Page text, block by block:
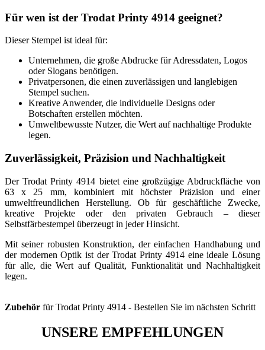
Für wen ist der Trodat Printy 4914 geeignet?
Dieser Stempel ist ideal für:
Unternehmen, die große Abdrucke für Adressdaten, Logos
oder Slogans benötigen.
Privatpersonen, die einen zuverlässigen und langlebigen
Stempel suchen.
Kreative Anwender, die individuelle Designs oder
Botschaften erstellen möchten.
Umweltbewusste Nutzer, die Wert auf nachhaltige Produkte
legen.
Zuverlässigkeit, Präzision und Nachhaltigkeit
Der Trodat Printy 4914 bietet eine großzügige Abdruckfläche von
63 x 25 mm, kombiniert mit höchster Präzision und einer
umweltfreundlichen Herstellung. Ob für geschäftliche Zwecke,
kreative Projekte oder den privaten Gebrauch – dieser
Selbstfärbestempel überzeugt in jeder Hinsicht.
Mit seiner robusten Konstruktion, der einfachen Handhabung und
der modernen Optik ist der Trodat Printy 4914 eine ideale Lösung
für alle, die Wert auf Qualität, Funktionalität und Nachhaltigkeit
legen.
Zubehör für Trodat Printy 4914 - Bestellen Sie im nächsten Schritt
UNSERE EMPFEHLUNGEN